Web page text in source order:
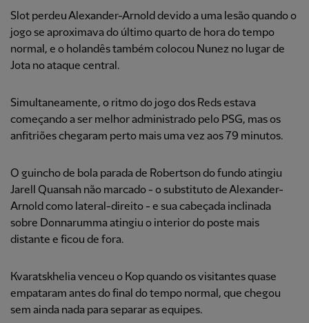
Slot perdeu Alexander-Arnold devido a uma lesão quando o
jogo se aproximava do último quarto de hora do tempo
normal, e o holandês também colocou Nunez no lugar de
Jota no ataque central.
Simultaneamente, o ritmo do jogo dos Reds estava
começando a ser melhor administrado pelo PSG, mas os
anfitriões chegaram perto mais uma vez aos 79 minutos.
O guincho de bola parada de Robertson do fundo atingiu
Jarell Quansah não marcado - o substituto de Alexander-
Arnold como lateral-direito - e sua cabeçada inclinada
sobre Donnarumma atingiu o interior do poste mais
distante e ficou de fora.
Kvaratskhelia venceu o Kop quando os visitantes quase
empataram antes do final do tempo normal, que chegou
sem ainda nada para separar as equipes.